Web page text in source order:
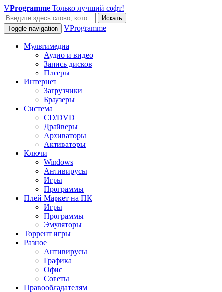
VProgramme Только лучший софт!
Искать
Toggle navigation
VProgramme
Мультимедиа
Аудио и видео
Запись дисков
Плееры
Интернет
Загрузчики
Браузеры
Система
CD/DVD
Драйверы
Архиваторы
Активаторы
Ключи
Windows
Антивирусы
Игры
Программы
Плей Маркет на ПК
Игры
Программы
Эмуляторы
Торрент игры
Разное
Антивирусы
Графика
Офис
Советы
Правообладателям